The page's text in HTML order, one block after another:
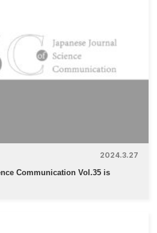
2024.3.27
Communication Vol.35 is